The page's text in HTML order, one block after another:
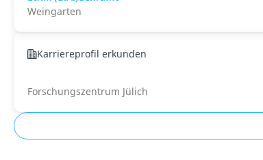
Weingarten
Karriereprofil erkunden
Forschungszentrum Jülich